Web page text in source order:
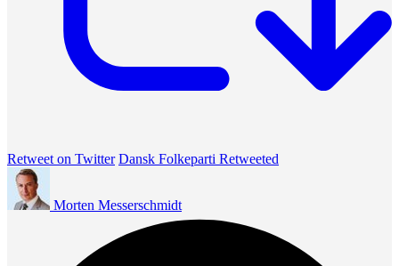
Retweet on Twitter Dansk Folkeparti Retweeted
Morten Messerschmidt